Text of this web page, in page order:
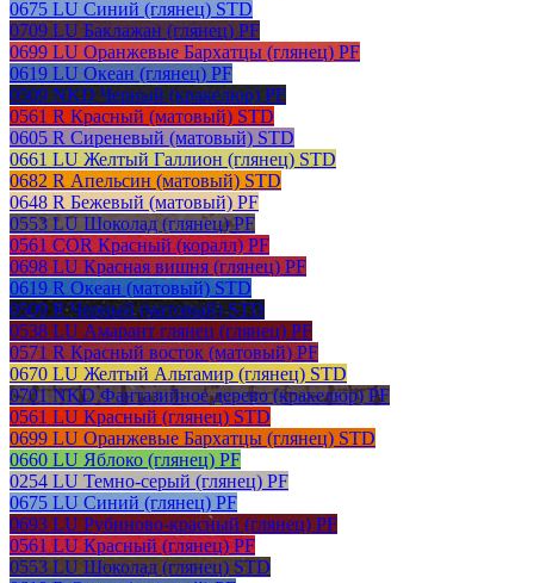
0675 LU Синий (глянец) STD
0709 LU Баклажан (глянец) PF
0699 LU Оранжевые Бархатцы (глянец) PF
0619 LU Океан (глянец) PF
0509 NKD Черный (кракелюр) PF
0561 R Красный (матовый) STD
0605 R Сиреневый (матовый) STD
0661 LU Желтый Галлион (глянец) STD
0682 R Апельсин (матовый) STD
0648 R Бежевый (матовый) PF
0553 LU Шоколад (глянец) PF
0561 COR Красный (коралл) PF
0698 LU Красная вишня (глянец) PF
0619 R Океан (матовый) STD
0509 R Черный (матовый) STD
0538 LU Амарант глянец (глянец) PF
0571 R Красный восток (матовый) PF
0670 LU Желтый Альтамир (глянец) STD
0701 NKD Фантазийное дерево (кракелюр) PF
0561 LU Красный (глянец) STD
0699 LU Оранжевые Бархатцы (глянец) STD
0660 LU Яблоко (глянец) PF
0254 LU Темно-серый (глянец) PF
0675 LU Синий (глянец) PF
0693 LU Рубиново-красный (глянец) PF
0561 LU Красный (глянец) PF
0553 LU Шоколад (глянец) STD